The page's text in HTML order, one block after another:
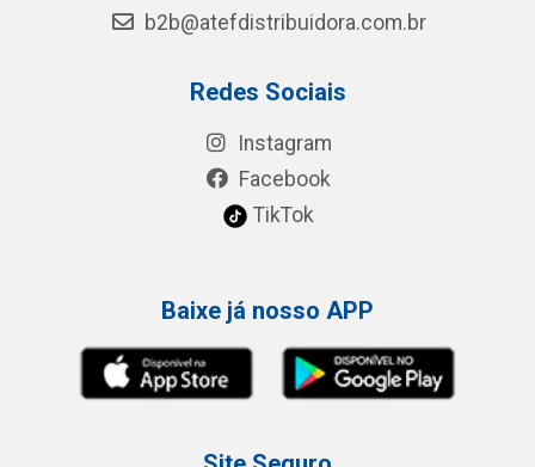
b2b@atefdistribuidora.com.br
Redes Sociais
Instagram
Facebook
TikTok
Baixe já nosso APP